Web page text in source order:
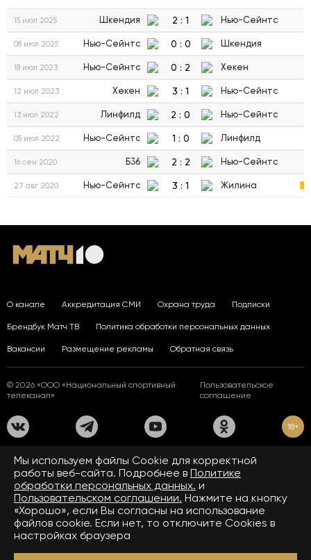
15 июл 2025 Шкендия 2 : 1 Нью-Сейнтс
08 июл 2025 Нью-Сейнтс 0 : 0 Шкендия
18 июл 2023 Нью-Сейнтс 0 : 2 Хекен
12 июл 2023 Хекен 3 : 1 Нью-Сейнтс
13 июл 2022 Линфилд 2 : 0 Нью-Сейнтс
05 июл 2022 Нью-Сейнтс 1 : 0 Линфилд
16 сен 2020 Б36 2 : 2 Нью-Сейнтс
27 авг 2020 Нью-Сейнтс 3 : 1 Жилина
О канале Аккредитация СМИ Охрана труда Подписки
Брендбук Матч ТВ Политика обработки персональных данных
Вакансии Размещение рекламы Обратная связь
© 2026 «ООО «Национальный спортивный
телеканал»
Пользовательское
соглашение
18+
На сайте применяются рекомендательные технологии. Подробнее
Правилах применения рекомендательных технологий.
Средство массовой информации сетевое издание «www.matchtv.ru»
зарегистрировано Федеральной службой по надзору в сфере связи,
информационных технологий и массовых коммуникаций (Роскомнадзор).
Свидетельство о регистрации средства массовой информации ЭЛ № ФС 77 - 72390
от 28.02.2018. Название — www.matchtv.ru.
Учредитель (соучредители) СМИ сетевого издания «www.matchtv.ru»: ООО
«Национальный спортивный телеканал», главный редактор СМИ сетевого издания
Мы используем файлы Сookie для корректной
работы веб-сайта. Подробнее в Политике
обработки персональных данных. и
Пользовательском соглашении. Нажмите на кнопку
«Хорошо», если Вы согласны на использование
файлов cookie. Если нет, то отключите Cookies в
настройках браузера